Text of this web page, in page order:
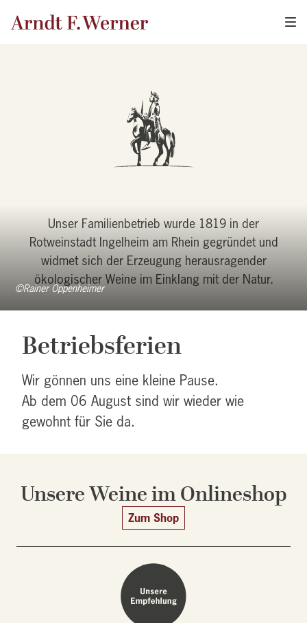
Unser Familienbetrieb wurde 1819 in der
Rotweinstadt Ingelheim am Rhein gegründet und
widmet sich der Erzeugung herausragender
ökologischer Weine im Einklang mit der Natur.
©Rainer Oppenheimer
Betriebsferien
Wir gönnen uns eine kleine Pause.
Ab dem 06 August sind wir wieder wie
gewohnt für Sie da.
Unsere Weine im Onlineshop
Zum Shop